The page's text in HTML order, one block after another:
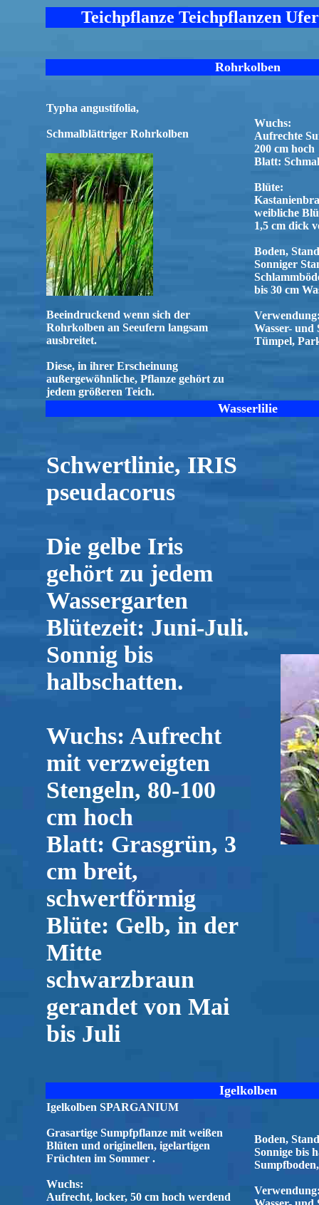
Teichpflanze Teichpflanzen
Rohrkolben
Typha angustifolia,
Schmalblättriger Rohrkolben
Beeindruckend wenn sich der
Rohrkolben an Seeufern langsam
ausbreitet.
Diese, in ihrer Erscheinung
außergewöhnliche, Pflanze gehört zu
jedem größeren Teich.
Wuchs:
Aufrechte
200 cm hoch
Blatt:
Blüte:
weibliche
1,5 cm dick
Boden,
Sonniger
bis 30 cm
Wasser- und
Tümpel,
Wasserlilie
Schwertlinie, IRIS
pseudacorus
Die gelbe Iris
gehört zu jedem
Wassergarten
Blütezeit: Juni-Juli.
Sonnig bis
halbschatten.
Wuchs: Aufrecht
mit verzweigten
Stengeln, 80-100
cm hoch
Blatt: Grasgrün, 3
cm breit,
schwertförmig
Blüte: Gelb, in der
Mitte
schwarzbraun
gerandet von Mai
bis Juli
Igelkolben
Igelkolben SPARGANIUM
Grasartige Sumpfpflanze mit weißen
Blüten und originellen, igelartigen
Früchten im Sommer .
Wuchs:
Aufrecht, locker, 50 cm hoch werdend
Boden,
Sonnige bis